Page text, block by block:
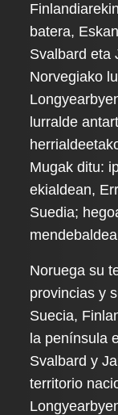
batera,
Svalbard eta
Norvegiako
lurralde
Mugak ditu:
ekialdean,
Suedia;
Noruega su
provincias y
Suecia,
la península
Svalbard y
territorio